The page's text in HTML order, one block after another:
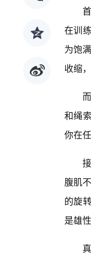
在训
为饱
收缩
和绳
你在
腹肌
的旋
是雄